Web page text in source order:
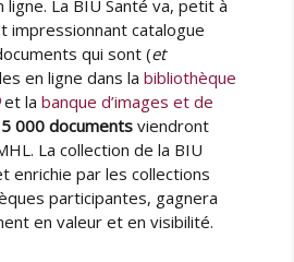
La BIU Santé va, petit à
impressionnant catalogue
qui sont (et
en ligne dans labibliothèque
et labanque d’images et de
000 documents viendront
La collection de la BIU
enrichie par les collections
participantes, gagnera
en valeur et en visibilité.